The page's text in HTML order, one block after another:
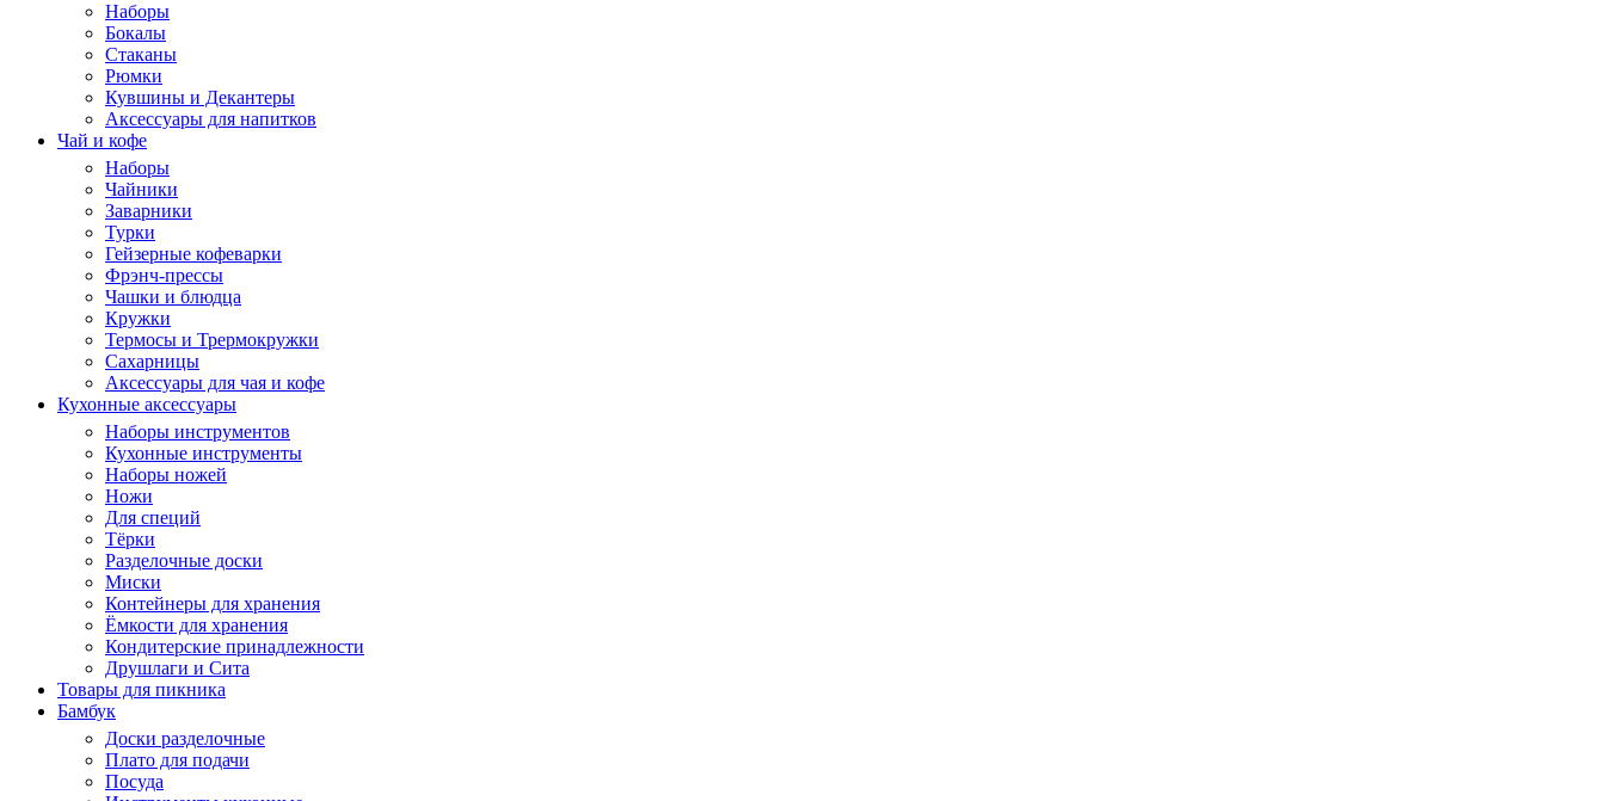
Наборы
Бокалы
Стаканы
Рюмки
Кувшины и Декантеры
Аксессуары для напитков
Чай и кофе
Наборы
Чайники
Заварники
Турки
Гейзерные кофеварки
Фрэнч-прессы
Чашки и блюдца
Кружки
Термосы и Трермокружки
Сахарницы
Аксессуары для чая и кофе
Кухонные аксессуары
Наборы инструментов
Кухонные инструменты
Наборы ножей
Ножи
Для специй
Тёрки
Разделочные доски
Миски
Контейнеры для хранения
Ёмкости для хранения
Кондитерские принадлежности
Друшлаги и Сита
Товары для пикника
Бамбук
Доски разделочные
Плато для подачи
Посуда